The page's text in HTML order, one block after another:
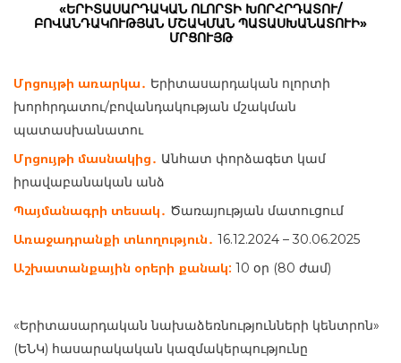
«ԵՐԻՏԱՍԱՐԴԱԿԱՆ ՈԼՈՐՏԻ ԽՈՐՀՐԴԱՏՈՒ/
ԲՈՎԱՆԴԱԿՈՒԹՅԱՆ ՄՇԱԿՄԱՆ ՊԱՏԱՍԽԱՆԱՏՈՒԻ»
ՄՐՑՈՒՅԹ
Մրցույթի առարկա․ Երիտասարդական ոլորտի
խորհրդատու/բովանդակության մշակման
պատասխանատու
Մրցույթի մասնակից․ Անհատ փորձագետ կամ
իրավաբանական անձ
Պայմանագրի տեսակ․ Ծառայության մատուցում
Առաջադրանքի տևողություն․ 16.12.2024 – 30.06.2025
Աշխատանքային օրերի քանակ: 10 օր (80 ժամ)
«Երիտասարդական նախաձեռնությունների կենտրոն»
(ԵՆԿ) հասարակական կազմակերպությունը